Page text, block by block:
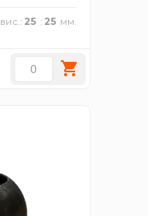
вис. 25 25